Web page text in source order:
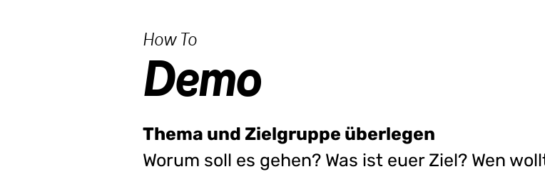
How To:
Demo
Thema und Zielgruppe überlegen
Worum soll es gehen? Was ist euer Ziel? Wen